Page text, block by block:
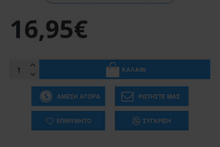
16,95€
ΚΑΛΆΘΙ
ΆΜΕΣΗ ΑΓΟΡΆ ΡΩΤΉΣΤΕ ΜΑΣ
ΕΠΙΘΥΜΗΤΌ ΣΎΓΚΡΙΣΗ